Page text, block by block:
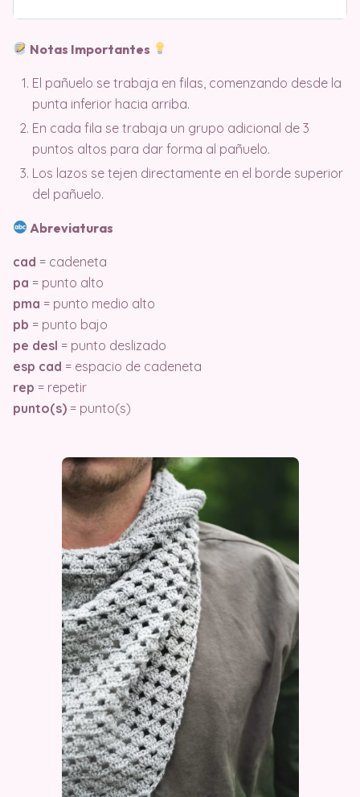
Notas Importantes
El pañuelo se trabaja en filas, comenzando desde la
punta inferior hacia arriba.
En cada fila se trabaja un grupo adicional de 3
puntos altos para dar forma al pañuelo.
Los lazos se tejen directamente en el borde superior
del pañuelo.
Abreviaturas
cad = cadeneta
pa = punto alto
pma = punto medio alto
pb = punto bajo
pe desl = punto deslizado
esp cad = espacio de cadeneta
rep = repetir
punto(s) = punto(s)